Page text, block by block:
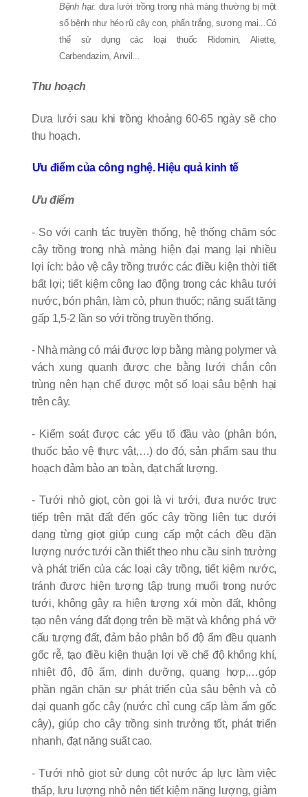
Bệnh hại: dưa lưới trồng trong nhà màng thường bị một
số bệnh như héo rũ cây con, phấn trắng, sương mai...Có
thể sử dụng các loại thuốc Ridomin, Aliette,
Carbendazim, Anvil...
Thu hoạch
Dưa lưới sau khi trồng khoảng 60-65 ngày sẽ cho
thu hoạch.
Ưu điểm của công nghệ. Hiệu quả kinh tế
Ưu điểm
- So với canh tác truyền thống, hệ thống chăm sóc
cây trồng trong nhà màng hiện đại mang lại nhiều
lợi ích: bảo vệ cây trồng trước các điều kiện thời tiết
bất lợi; tiết kiệm công lao động trong các khâu tưới
nước, bón phân, làm cỏ, phun thuốc; năng suất tăng
gấp 1,5-2 lần so với trồng truyền thống.
- Nhà màng có mái được lợp bằng màng polymer và
vách xung quanh được che bằng lưới chắn côn
trùng nên hạn chế được một số loại sâu bệnh hại
trên cây.
- Kiểm soát được các yếu tố đầu vào (phân bón,
thuốc bảo vệ thực vật,…) do đó, sản phẩm sau thu
hoạch đảm bảo an toàn, đạt chất lượng.
- Tưới nhỏ giọt, còn gọi là vi tưới, đưa nước trực
tiếp trên mặt đất đến gốc cây trồng liên tục dưới
dạng từng giọt giúp cung cấp một cách đều đặn
lượng nước tưới cần thiết theo nhu cầu sinh trưởng
và phát triển của các loại cây trồng, tiết kiệm nước,
tránh được hiện tượng tập trung muối trong nước
tưới, không gây ra hiện tượng xói mòn đất, không
tạo nên váng đất đọng trên bề mặt và không phá vỡ
cấu tượng đất, đảm bảo phân bố độ ẩm đều quanh
gốc rễ, tạo điều kiện thuận lợi về chế độ không khí,
nhiệt độ, độ ẩm, dinh dưỡng, quang hợp,…góp
phần ngăn chặn sự phát triển của sâu bệnh và cỏ
dại quanh gốc cây (nước chỉ cung cấp làm ẩm gốc
cây), giúp cho cây trồng sinh trưởng tốt, phát triển
nhanh, đạt năng suất cao.
- Tưới nhỏ giọt sử dụng cột nước áp lực làm việc
thấp, lưu lượng nhỏ nên tiết kiệm năng lượng, giảm